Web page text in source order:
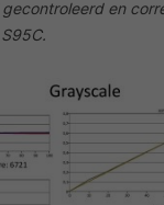
gecontroleerd en